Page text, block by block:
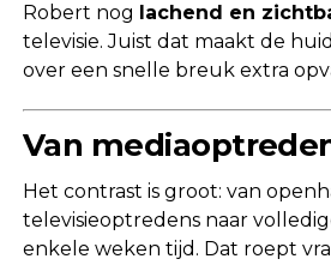
Robert nog lachend en
televisie. Juist dat maakt de
over een snelle breuk extra
Van
Het contrast is groot: van
televisieoptredens naar
enkele weken tijd. Dat roept